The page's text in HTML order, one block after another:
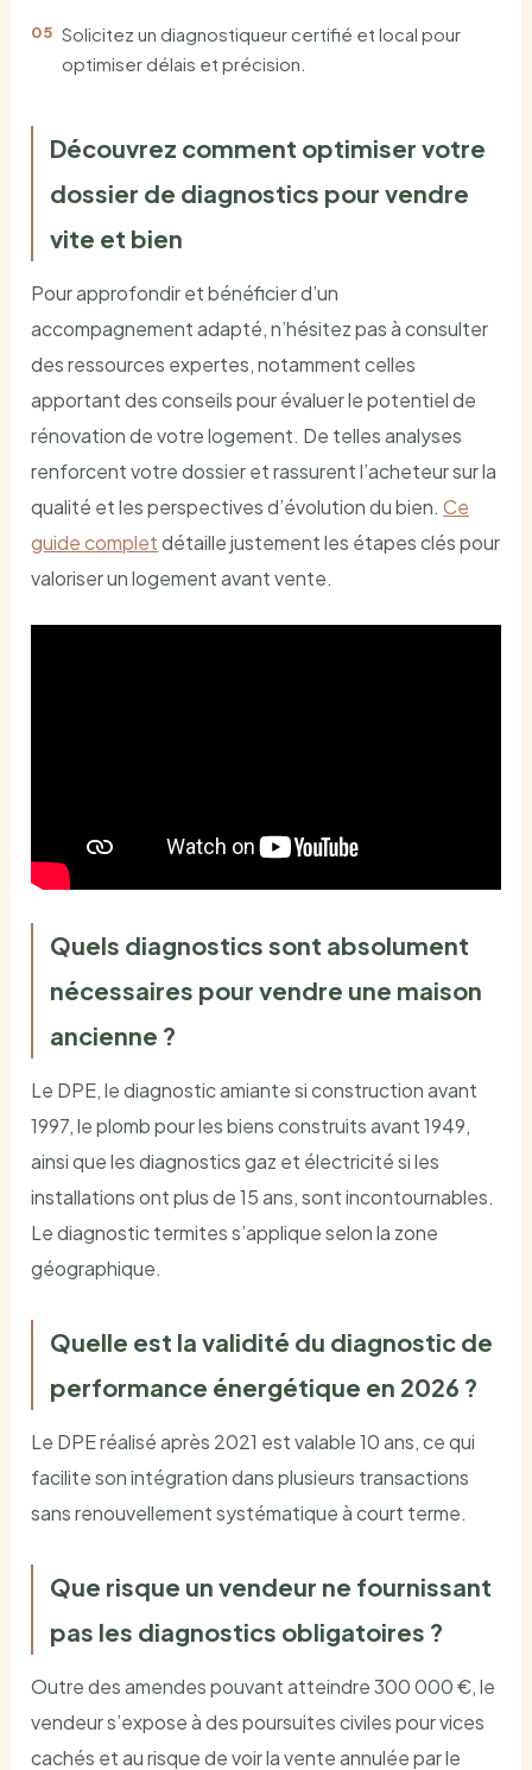
Solicitez un diagnostiqueur certifié et local pour
optimiser délais et précision.
Découvrez comment optimiser votre
dossier de diagnostics pour vendre
vite et bien
Pour approfondir et bénéficier d’un
accompagnement adapté, n’hésitez pas à consulter
des ressources expertes, notamment celles
apportant des conseils pour évaluer le potentiel de
rénovation de votre logement. De telles analyses
renforcent votre dossier et rassurent l’acheteur sur la
qualité et les perspectives d’évolution du bien.Ce
guide completdétaille justement les étapes clés pour
valoriser un logement avant vente.
Quels diagnostics sont absolument
nécessaires pour vendre une maison
ancienne ?
Le DPE, le diagnostic amiante si construction avant
1997, le plomb pour les biens construits avant 1949,
ainsi que les diagnostics gaz et électricité si les
installations ont plus de 15 ans, sont incontournables.
Le diagnostic termites s’applique selon la zone
géographique.
Quelle est la validité du diagnostic de
performance énergétique en 2026 ?
Le DPE réalisé après 2021 est valable 10 ans, ce qui
facilite son intégration dans plusieurs transactions
sans renouvellement systématique à court terme.
Que risque un vendeur ne fournissant
pas les diagnostics obligatoires ?
Outre des amendes pouvant atteindre 300 000 €, le
vendeur s’expose à des poursuites civiles pour vices
cachés et au risque de voir la vente annulée par le